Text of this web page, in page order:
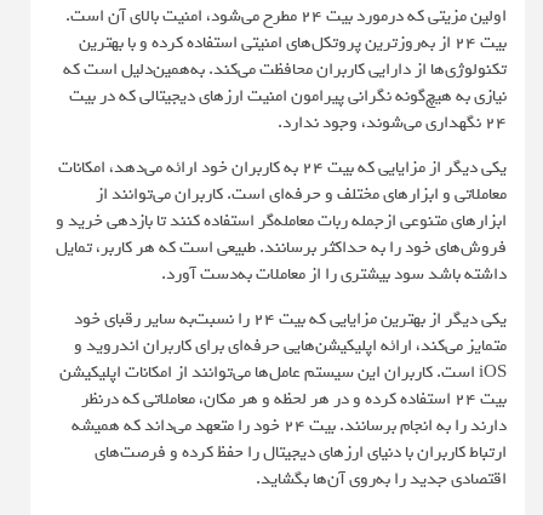
اولین مزیتی که درمورد بیت ۲۴ مطرح می‌شود، امنیت بالای آن است.
بیت ۲۴ از به‌روزترین پروتکل‌های امنیتی استفاده کرده و با بهترین
تکنولوژی‌ها از دارایی کاربران محافظت می‌کند. به‌همین‌دلیل است که
نیازی به هیچ‌گونه نگرانی پیرامون امنیت ارزهای دیجیتالی که در بیت
۲۴ نگهداری می‌شوند، وجود ندارد.
یکی دیگر از مزایایی که بیت ۲۴ به کاربران خود ارائه می‌دهد، امکانات
معاملاتی و ابزارهای مختلف و حرفه‌ای است. کاربران می‌توانند از
ابزارهای متنوعی ازجمله ربات معامله‌گر استفاده کنند تا بازدهی خرید و
فروش‌های خود را به حداکثر برسانند. طبیعی است که هر کاربر، تمایل
داشته باشد سود بیشتری را از معاملات به‌دست آورد.
یکی دیگر از بهترین مزایایی که بیت ۲۴ را نسبت‌به سایر رقبای خود
متمایز می‌کند، ارائه اپلیکیشن‌هایی حرفه‌ای برای کاربران اندروید و
iOS است. کاربران این سیستم‌ عامل‌ها می‌توانند از امکانات اپلیکیشن
بیت ۲۴ استفاده کرده و در هر لحظه و هر مکان، معاملاتی که درنظر
دارند را به انجام برسانند. بیت ۲۴ خود را متعهد می‌داند که همیشه
ارتباط کاربران با دنیای ارزهای دیجیتال را حفظ کرده و فرصت‌های
اقتصادی جدید را به‌روی آن‌ها بگشاید.